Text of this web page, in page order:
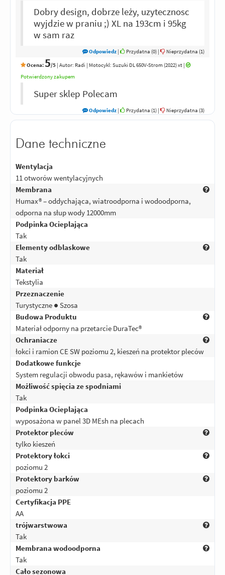
Dobry design, dobrze leży, uzytecznosc
wyjdzie w praniu ;) XL na 193cm i 95kg
w sam raz
Odpowiedz | Przydatna (0) | Nieprzydatna (1)
Ocena:5/5 | Autor: Radi | Motocykl: Suzuki DL 650V-Strom (2022) xt |
Potwierdzony zakupem
Super sklep Polecam
Odpowiedz | Przydatna (1) | Nieprzydatna (3)
Dane techniczne
Wentylacja
11 otworów wentylacyjnych
Membrana
Humax® – oddychająca, wiatroodporna i wodoodporna,
odporna na słup wody 12000mm
Podpinka Ocieplająca
Tak
Elementy odblaskowe
Tak
Materiał
Tekstylia
Przeznaczenie
Turystyczne ● Szosa
Budowa Produktu
Materiał odporny na przetarcie DuraTec®
Ochraniacze
łokci i ramion CE SW poziomu 2, kieszeń na protektor pleców
Dodatkowe funkcje
System regulacji obwodu pasa, rękawów i mankietów
Możliwość spięcia ze spodniami
Tak
Podpinka Ocieplająca
wyposażona w panel 3D MEsh na plecach
Protektor pleców
tylko kieszeń
Protektory łokci
poziomu 2
Protektory barków
poziomu 2
Certyfikacja PPE
AA
trójwarstwowa
Tak
Membrana wodoodporna
Tak
Cało sezonowa